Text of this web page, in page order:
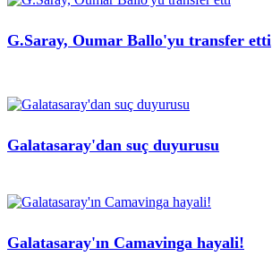
G.Saray, Oumar Ballo'yu transfer etti
Galatasaray'dan suç duyurusu
Galatasaray'ın Camavinga hayali!